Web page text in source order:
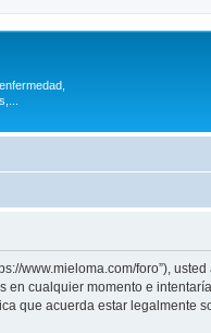
www.mieloma.com/foro”),
en cualquier momento e
que acuerda estar legalmente